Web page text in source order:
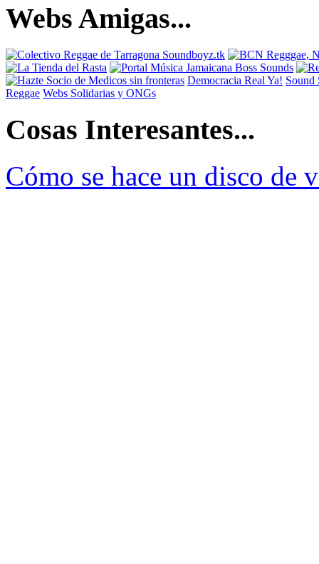
Webs Amigas...
Democracia Real Ya! Sound
Reggae Webs Solidarias y ONGs
Cosas Interesantes...
Cómo se hace un disco de